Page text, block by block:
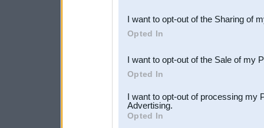
Downstream Participants
third parties.
I want to opt-out of the Sharing of
Opted In
I want to opt-out of the Sale of my
Opted In
I want to opt-out of processing my
Advertising.
Opted In